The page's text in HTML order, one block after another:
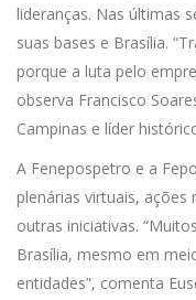
lideranças. Nas últimas
suas bases e Brasília.
porque a luta pelo
observa Francisco
Campinas e líder
A Fenepospetro e a
plenárias virtuais, ações
outras iniciativas.
Brasília, mesmo em
entidades”, comenta